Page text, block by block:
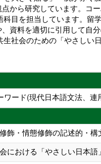
から研究しています。コ
目を担当しています。
資料を適切に引用して自
社会のための「やさし
ワード(現代日本語文法、
飾・情態修飾の記述的・
における「やさしい日本